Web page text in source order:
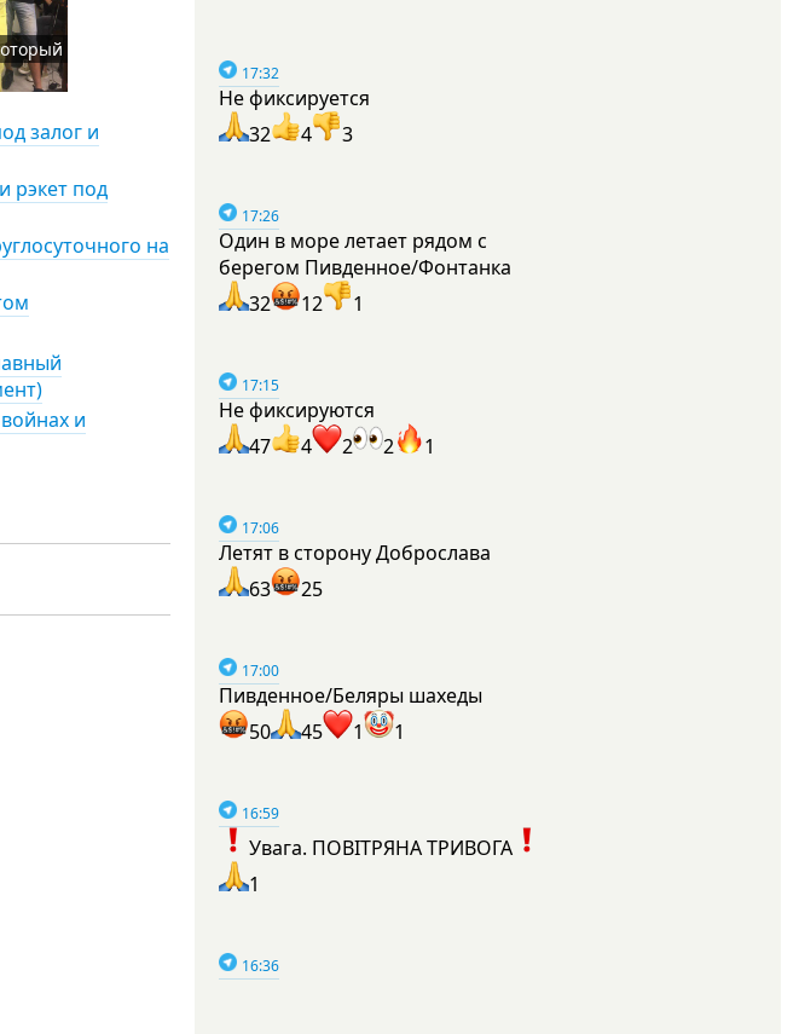
залог и
рэкет под
на
и
17:32
Не фиксируется
32
4 3
17:26
Один в море летает рядом с
берегом Пивденное/Фонтанка
32
12 1
17:15
Не фиксируются
47
4 2 2 1
17:06
Летят в сторону Доброслава
63
25
17:00
Пивденное/Беляры шахеды
50
45 1 1
16:59
Увага. ПОВІТРЯНА ТРИВОГА
1
16:36